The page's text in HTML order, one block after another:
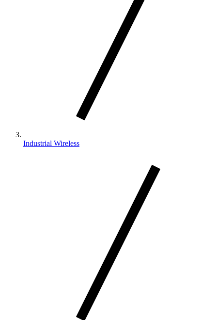
Industrial Wireless